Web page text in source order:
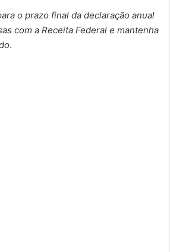
o prazo final da declaração anual
com a Receita Federal e mantenha
.